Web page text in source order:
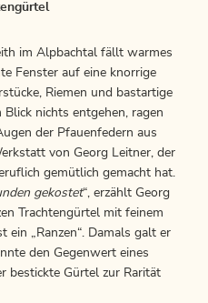
im Alpbachtal fällt warmes
Fenster auf eine knorrige
Riemen und bastartige
nichts entgehen, ragen
der Pfauenfedern aus
von Georg Leitner, der
gemütlich gemacht hat.
gekostet“, erzählt Georg
Trachtengürtel mit feinem
„Ranzen“. Damals galt er
den Gegenwert eines
bestickte Gürtel zur Rarität